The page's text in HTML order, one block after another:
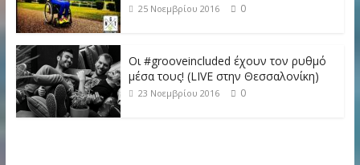
25 Νοεμβρίου 2016 0
Οι #grooveincluded έχουν τον ρυθμό
μέσα τους! (LIVE στην Θεσσαλονίκη)
23 Νοεμβρίου 2016 0